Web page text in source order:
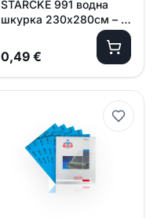
STARCKE 991 водна
шкурка 230х280см – P
0,49 €